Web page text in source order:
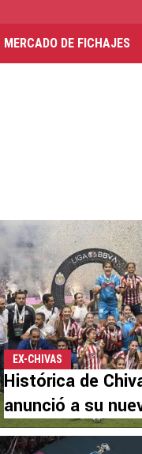
MERCADO DE FICHAJES
EX-CHIVAS
Histórica de
anunció a su